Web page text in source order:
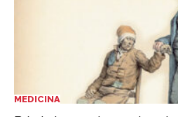
MEDICINA